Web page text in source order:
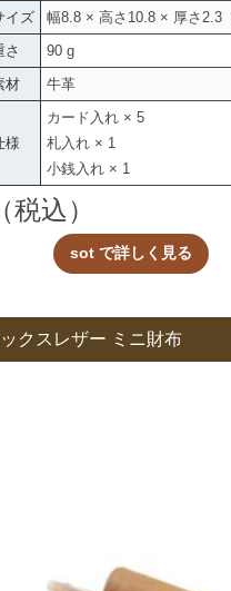
イズ
幅8.8 × 高さ10.8 × 厚さ2.3
さ
90 g
材
牛革
様
カード入れ × 5
札入れ × 1
小銭入れ × 1
込）
sot で詳しく見る
クスレザー ミニ財布